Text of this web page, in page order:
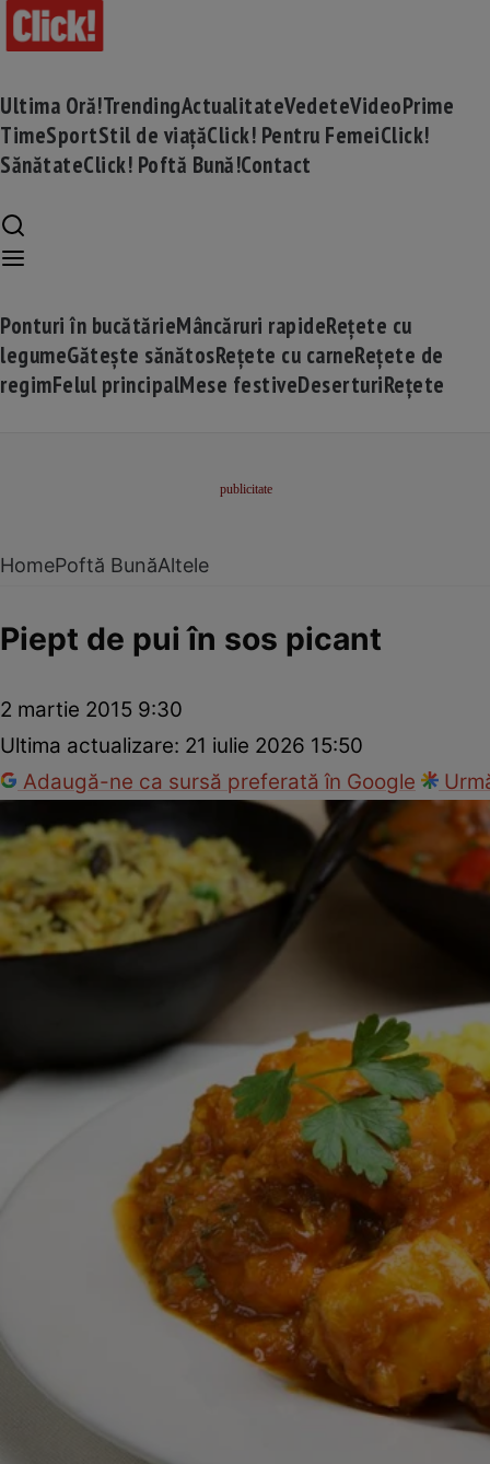
Ultima Oră!TrendingActualitateVedeteVideoPrime
TimeSportStil de viațăClick! Pentru FemeiClick!
SănătateClick! Poftă Bună!Contact
Ponturi în bucătărieMâncăruri rapideRețete cu
legumeGătește sănătosRețete cu carneRețete de
regimFelul principalMese festiveDeserturiRețete
HomePoftă BunăAltele
Piept de pui în sos picant
2 martie 2015 9:30
Ultima actualizare: 21 iulie 2026 15:50
Adaugă-ne ca sursă preferată în Google